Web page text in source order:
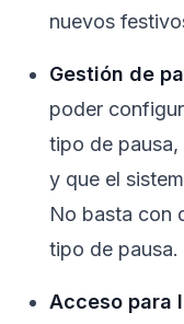
nuevos
Gestión de
poder
tipo de pausa,
y que el
No basta con
tipo de pausa.
Acceso para